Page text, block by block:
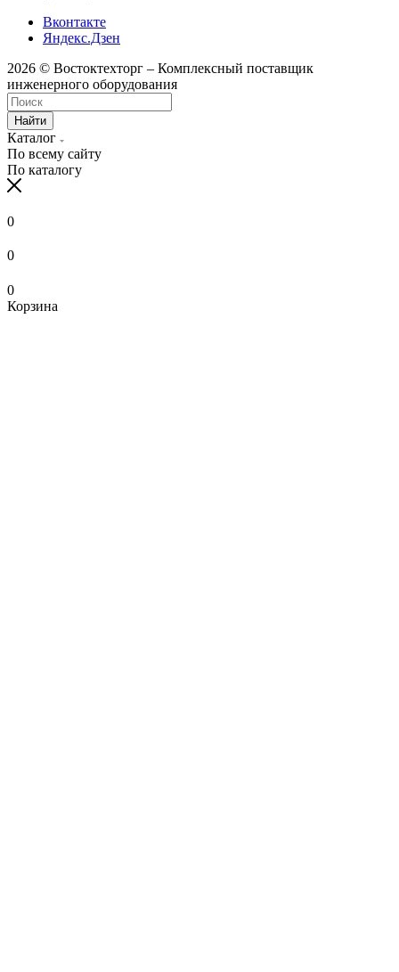
Вконтакте
Яндекс.Дзен
2026 © Востоктехторг – Комплексный поставщик
инженерного оборудования
Найти
Каталог
По всему сайту
По каталогу
0
0
0
Корзина